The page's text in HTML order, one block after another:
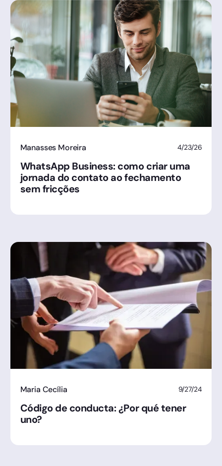
Manasses Moreira 4/23/26
WhatsApp Business: como criar uma
jornada do contato ao fechamento
sem fricções
Maria Cecília 9/27/24
Código de conducta: ¿Por qué tener
uno?